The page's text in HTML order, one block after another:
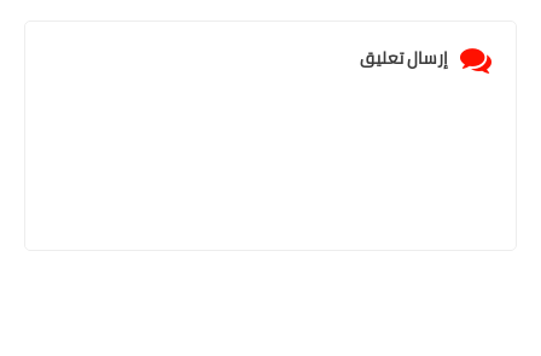
إرسال تعليق